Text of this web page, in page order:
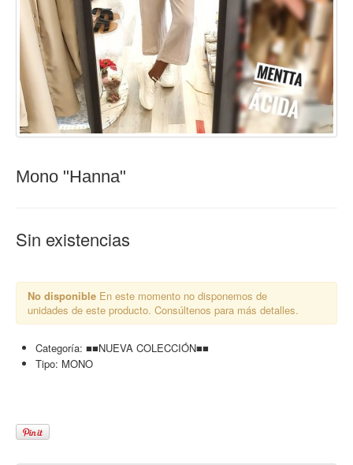
Mono "Hanna"
Sin existencias
No disponible En este momento no disponemos de
unidades de este producto. Consúltenos para más detalles.
Categoría: ■■NUEVA COLECCIÓN■■
Tipo: MONO